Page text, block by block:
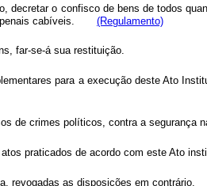
decretar o confisco de bens de todos
penais cabíveis. (Regulamento)
far-se-á sua restituição.
para a execução deste Ato
de crimes políticos, contra a segurança
praticados de acordo com este Ato
revogadas as disposições em contrário.